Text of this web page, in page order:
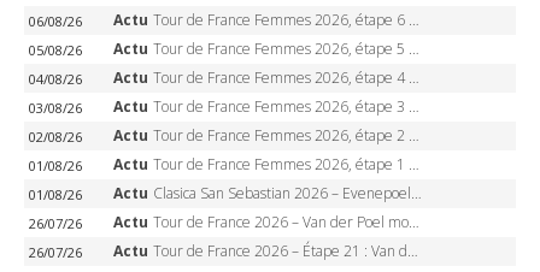
06/08/26 Actu Tour de France Femmes 2026, étape 6 – Kim Le Court-Pienaar gagne à Tournon, Reusser en jaune
05/08/26 Actu Tour de France Femmes 2026, étape 5 – Demi Vollering gagne à Belleville, Reusser en jaune, Ferrand-Prévot coule
04/08/26 Actu Tour de France Femmes 2026, étape 4 – Marlen Reusser écrase le chrono, Ferrand-Prévot en crise
03/08/26 Actu Tour de France Femmes 2026, étape 3 – Sigrid Haugset en solitaire, 88 km d’échappée, maillot jaune
02/08/26 Actu Tour de France Femmes 2026, étape 2 – Lorena Wiebes doublé à Genève, Markus héroïque, 7e record
01/08/26 Actu Tour de France Femmes 2026, étape 1 – Lorena Wiebes intouchable à Lausanne, premier maillot jaune
01/08/26 Actu Clasica San Sebastian 2026 – Evenepoel recordman, 4e victoire, Carapaz battu au sprint
26/07/26 Actu Tour de France 2026 – Van der Poel monumental à Paris, Pogacar égale le record des cinq sacres
26/07/26 Actu Tour de France 2026 – Étape 21 : Van der Poel, Pogacar, qui succédera à Wout van Aert sur les Champs-Elysées ?